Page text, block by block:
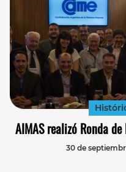
AIMAS realizó Ronda
30 de